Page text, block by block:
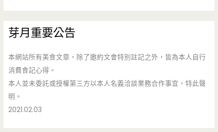
芽月重要公告
本網站所有美食文章，除了邀約文會特別註記之外，皆為本人自行
消費食記心得。
本人並未委託或授權第三方以本人名義洽談業務合作事宜，特此聲
明。
2021.02.03